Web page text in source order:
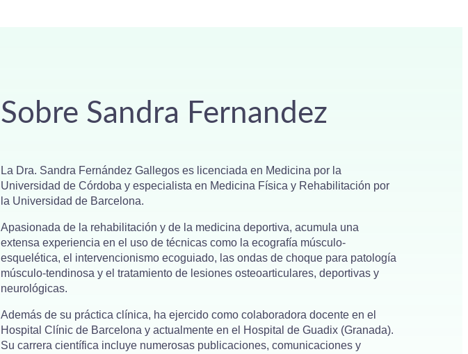
Sobre Sandra Fernandez
La Dra. Sandra Fernández Gallegos es licenciada en Medicina por la
Universidad de Córdoba y especialista en Medicina Física y Rehabilitación por
la Universidad de Barcelona.
Apasionada de la rehabilitación y de la medicina deportiva, acumula una
extensa experiencia en el uso de técnicas como la ecografía músculo-
esquelética, el intervencionismo ecoguiado, las ondas de choque para patología
músculo-tendinosa y el tratamiento de lesiones osteoarticulares, deportivas y
neurológicas.
Además de su práctica clínica, ha ejercido como colaboradora docente en el
Hospital Clínic de Barcelona y actualmente en el Hospital de Guadix (Granada).
Su carrera científica incluye numerosas publicaciones, comunicaciones y